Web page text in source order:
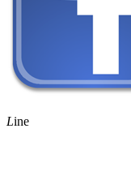
Line